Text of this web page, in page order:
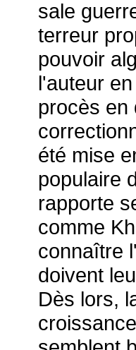
sale
terreur
pouvoir
l'auteur
procès en
été mise
populaire
rapporte
comme
connaître
doivent
Dès lors,